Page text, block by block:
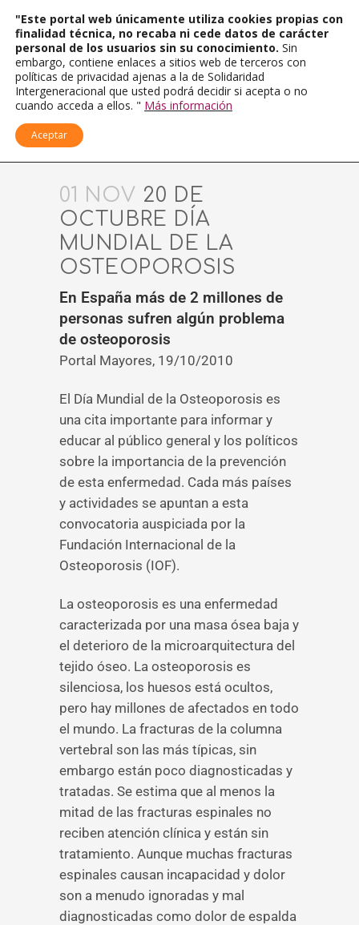
01 NOV 20 DE
OCTUBRE DÍA
MUNDIAL DE LA
OSTEOPOROSIS
En España más de 2 millones de
personas sufren algún problema
de osteoporosis
Portal Mayores, 19/10/2010
El Día Mundial de la Osteoporosis es
una cita importante para informar y
educar al público general y los políticos
sobre la importancia de la prevención
de esta enfermedad. Cada más países
y actividades se apuntan a esta
convocatoria auspiciada por la
Fundación Internacional de la
Osteoporosis (IOF).
La osteoporosis es una enfermedad
caracterizada por una masa ósea baja y
el deterioro de la microarquitectura del
tejido óseo. La osteoporosis es
silenciosa, los huesos está ocultos,
pero hay millones de afectados en todo
el mundo. La fracturas de la columna
vertebral son las más típicas, sin
embargo están poco diagnosticadas y
tratadas. Se estima que al menos la
mitad de las fracturas espinales no
reciben atención clínica y están sin
tratamiento. Aunque muchas fracturas
espinales causan incapacidad y dolor
son a menudo ignoradas y mal
diagnosticadas como dolor de espalda
"Este portal web únicamente utiliza cookies propias con
finalidad técnica, no recaba ni cede datos de carácter
personal de los usuarios sin su conocimiento. Sin
embargo, contiene enlaces a sitios web de terceros con
políticas de privacidad ajenas a la de Solidaridad
Intergeneracional que usted podrá decidir si acepta o no
cuando acceda a ellos. " Más información
Aceptar